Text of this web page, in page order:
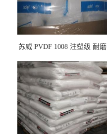
苏威 PVDF 1008 注塑级 耐磨
龙